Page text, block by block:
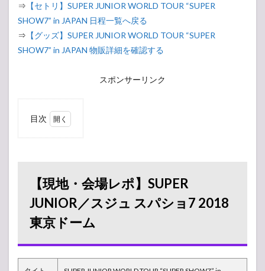
⇒ 【セトリ】SUPER JUNIOR WORLD TOUR “SUPER
SHOW7” in JAPAN 日程一覧へ戻る
⇒ 【グッズ】SUPER JUNIOR WORLD TOUR “SUPER
SHOW7” in JAPAN 物販詳細を確認する
スポンサーリンク
目次
ポ】
SUPER
JUNIOR
／スジ
ュ スパ
ショ7
【現地・会場レポ】SUPER
JUNIOR／スジュ スパショ7 2018
東京ドーム